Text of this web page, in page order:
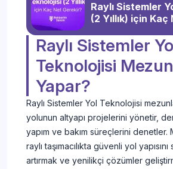
Raylı Sistemler
(2 Yıllık) için
Raylı Sistemler
Teknolojisi
Yapar?
Raylı Sistemler Yol Teknolojisi
yolunun altyapı projelerini yönetir,
yapım ve bakım süreçlerini denetler.
raylı taşımacılıkta güvenli yol
artırmak ve yenilikçi çözümler